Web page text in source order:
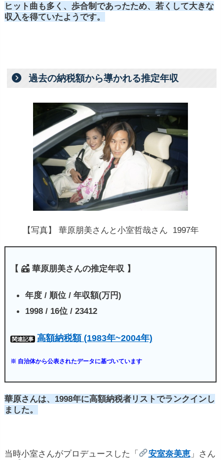
ヒット曲も多く、歩合制であったため、若くして大きな
収入を得ていたようです。
過去の納税額から導かれる推定年収
【写真】 華原朋美さんと小室哲哉さん 1997年
【 華原朋美さんの推定年収 】
年度 / 順位 / 年収額(万円)
1998 / 16位 / 23412
関連記事 高額納税額 (1983年~2004年)
※ 自治体から公表されたデータに基づいています
華原さんは、1998年に高額納税者リストでランクインし
ました。
当時小室さんがプロデュースした「 安室奈美恵」さん